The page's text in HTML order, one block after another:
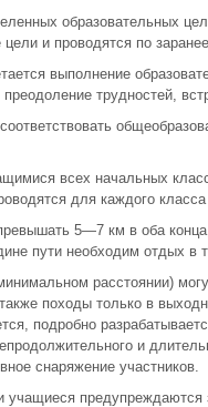
образовательных
и проводятся по
выполнение
преодоление трудностей,
всех начальных
для каждого
5—7 км в оба
пути необходим отдых в
расстоянии)
походы только в
подробно
и
снаряжение участников.
предупреждаются